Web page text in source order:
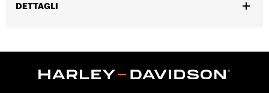
DETTAGLI
GARANZIA:1 year limited warranty – Go towww.h-